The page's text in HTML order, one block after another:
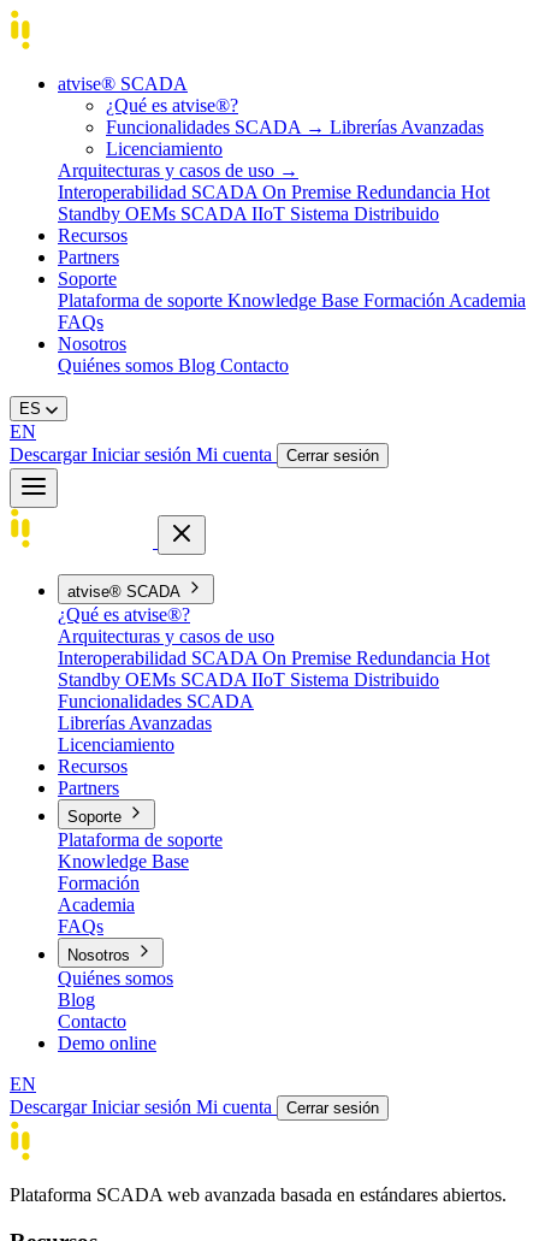
atvise® SCADA
¿Qué es atvise®?
Funcionalidades SCADA → Librerías Avanzadas
Licenciamiento
Arquitecturas y casos de uso →
Interoperabilidad SCADA On Premise Redundancia Hot
Standby OEMs SCADA IIoT Sistema Distribuido
Recursos
Partners
Soporte
Plataforma de soporte Knowledge Base Formación Academia
FAQs
Nosotros
Quiénes somos Blog Contacto
ES
EN
DescargarIniciar sesión Mi cuenta Cerrar sesión
atvise® SCADA
¿Qué es atvise®?
Arquitecturas y casos de uso
Interoperabilidad SCADA On Premise Redundancia Hot
Standby OEMs SCADA IIoT Sistema Distribuido
Funcionalidades SCADA
Librerías Avanzadas
Licenciamiento
Recursos
Partners
Soporte
Plataforma de soporte
Knowledge Base
Formación
Academia
FAQs
Nosotros
Quiénes somos
Blog
Contacto
Demo online
EN
DescargarIniciar sesión Mi cuenta Cerrar sesión
Plataforma SCADA web avanzada basada en estándares abiertos.